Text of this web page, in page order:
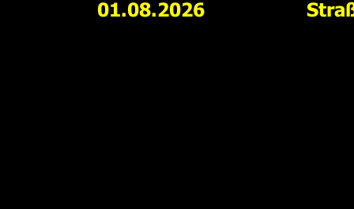
01.08.2026